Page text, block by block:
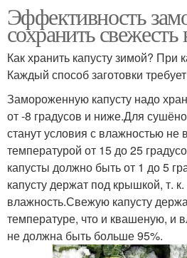
Эффективность
сохранить
Как хранить капусту зимой? При
Каждый способ заготовки
Замороженную капусту надо
от -8 градусов и ниже.Для
станут условия с влажностью
температурой от 15 до 25
капусты должно быть от 1 до 5
капусту держат под крышкой, т.
влажность.Свежую капусту
температуре, что и квашеную, и
не должна быть больше 95%.